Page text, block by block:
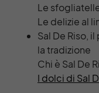
Le
Le delizie al
Sal De Riso,
la tradizione
Chi è Sal De
I dolci di Sal